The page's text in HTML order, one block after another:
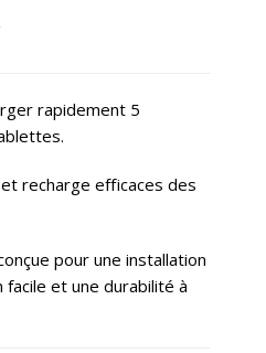
rapidement 5
recharge efficaces des
pour une installation
facile et une durabilité à